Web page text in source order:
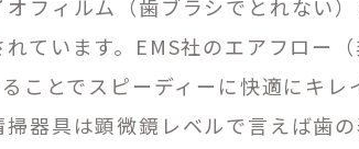
フィルム（歯ブラシでとれない
ています。EMS社のエアフロー
ことでスピーディーに快適にキレ
器具は顕微鏡レベルで言えば歯